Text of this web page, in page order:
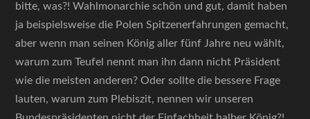
bitte, was?! Wahlmonarchie schön und gut, damit haben
ja beispielsweise die Polen Spitzenerfahrungen gemacht,
aber wenn man seinen König aller fünf Jahre neu wählt,
warum zum Teufel nennt man ihn dann nicht Präsident
wie die meisten anderen? Oder sollte die bessere Frage
lauten, warum zum Plebiszit, nennen wir unseren